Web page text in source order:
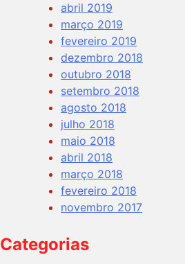
abril 2019
março 2019
fevereiro 2019
dezembro 2018
outubro 2018
setembro 2018
agosto 2018
julho 2018
maio 2018
abril 2018
março 2018
fevereiro 2018
novembro 2017
Categorias